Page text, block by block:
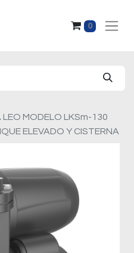
0
MODELO LKSm-130
ELEVADO Y CISTERNA